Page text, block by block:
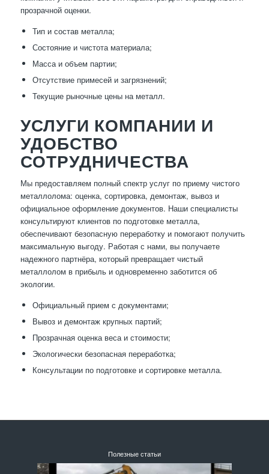
прозрачной оценки.
Тип и состав металла;
Состояние и чистота материала;
Масса и объем партии;
Отсутствие примесей и загрязнений;
Текущие рыночные цены на металл.
УСЛУГИ КОМПАНИИ И
УДОБСТВО
СОТРУДНИЧЕСТВА
Мы предоставляем полный спектр услуг по приему чистого
металлолома: оценка, сортировка, демонтаж, вывоз и
официальное оформление документов. Наши специалисты
консультируют клиентов по подготовке металла,
обеспечивают безопасную переработку и помогают получить
максимальную выгоду. Работая с нами, вы получаете
надежного партнёра, который превращает чистый
металлолом в прибыль и одновременно заботится об
экологии.
Официальный прием с документами;
Вывоз и демонтаж крупных партий;
Прозрачная оценка веса и стоимости;
Экологически безопасная переработка;
Консультации по подготовке и сортировке металла.
Полезные статьи